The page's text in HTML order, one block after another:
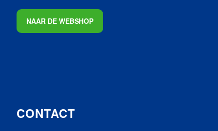
NAAR DE WEBSHOP
CONTACT